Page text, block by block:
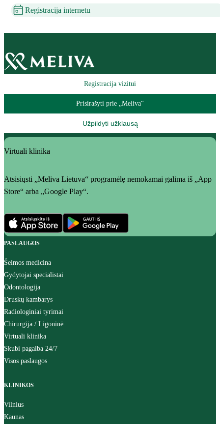
Registracija internetu
Registracija vizitui
Prisirašyti prie „Meliva“
Užpildyti užklausą
Virtuali klinika
Atsisiųsti „Meliva Lietuva“ programėlę nemokamai galima iš „App
Store“ arba „Google Play“.
PASLAUGOS
Šeimos medicina
Gydytojai specialistai
Odontologija
Druskų kambarys
Radiologiniai tyrimai
Chirurgija / Ligoninė
Virtuali klinika
Skubi pagalba 24/7
Visos paslaugos
KLINIKOS
Vilnius
Kaunas